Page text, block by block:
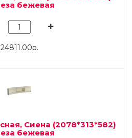
бежевая
24811.00р.
Сиена (2078*313*582)
бежевая